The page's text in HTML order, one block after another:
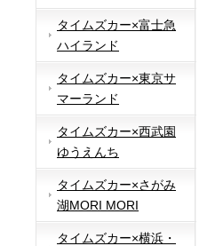
タイムズカー×富士急
ハイランド
タイムズカー×東京サ
マーランド
タイムズカー×西武園
ゆうえんち
タイムズカー×さがみ
湖MORI MORI
タイムズカー×横浜・